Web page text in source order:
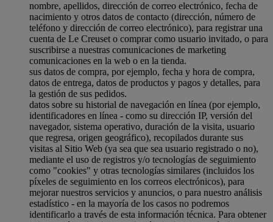
nombre, apellidos, dirección de correo electrónico, fecha de
nacimiento y otros datos de contacto (dirección, número de
teléfono y dirección de correo electrónico), para registrar una
cuenta de Le Creuset o comprar como usuario invitado, o para
suscribirse a nuestras comunicaciones de marketing
comunicaciones en la web o en la tienda.
sus datos de compra, por ejemplo, fecha y hora de compra,
datos de entrega, datos de productos y pagos y detalles, para
la gestión de sus pedidos.
datos sobre su historial de navegación en línea (por ejemplo,
identificadores en línea - como su dirección IP, versión del
navegador, sistema operativo, duración de la visita, usuario
que regresa, origen geográfico), recopilados durante sus
visitas al Sitio Web (ya sea que sea usuario registrado o no),
mediante el uso de registros y/o tecnologías de seguimiento
como "cookies" y otras tecnologías similares (incluidos los
píxeles de seguimiento en los correos electrónicos), para
mejorar nuestros servicios y anuncios, o para nuestro análisis
estadístico - en la mayoría de los casos no podremos
identificarlo a través de esta información técnica. Para obtener